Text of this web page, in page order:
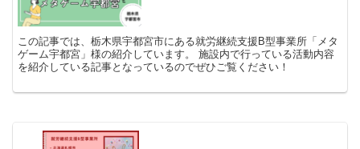
この記事では、栃木県宇都宮市にある就労継続支援B型事業所「メタ
ゲーム宇都宮」様の紹介しています。 施設内で行っている活動内容
を紹介している記事となっているのでぜひご覧ください！